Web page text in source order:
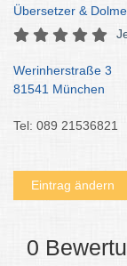
Übersetzer &
Werinherstraße 3
81541 München
Tel: 089 21536821
Eintrag ändern
0